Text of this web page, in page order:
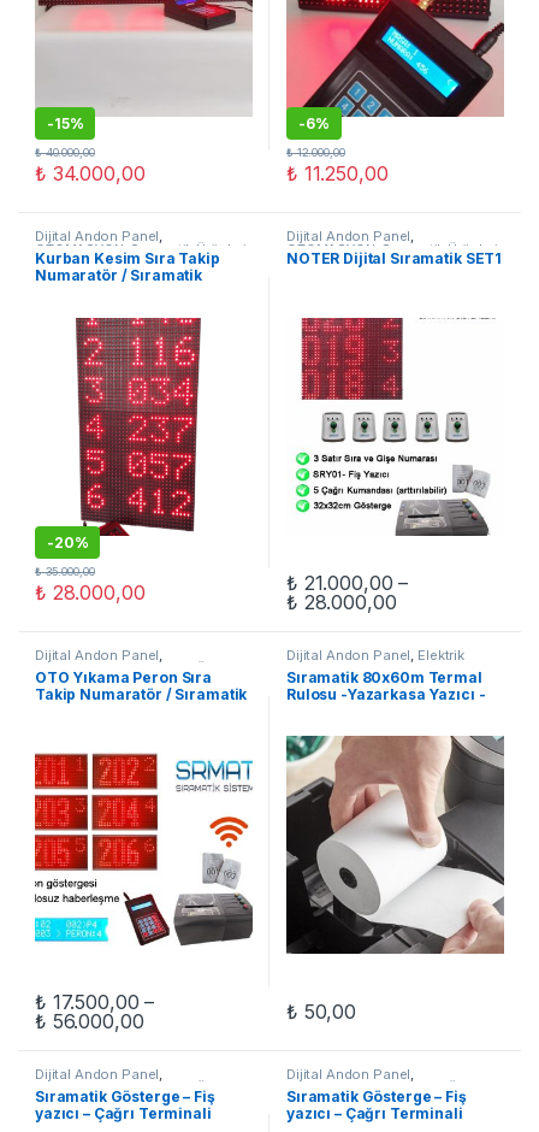
-15%
₺ 34.000,00
₺40.000,00
-6%
₺ 11.250,00
₺12.000,00
Dijital Andon Panel,
OTOMASYON, Sıramatik Ürünleri
Kurban Kesim Sıra Takip
Numaratör / Sıramatik
-20%
₺ 28.000,00
₺35.000,00
Dijital Andon Panel,
OTOMASYON Sıramatik Ürünleri
NOTER Dijital Sıramatik SET1
₺ 21.000,00 –
₺ 28.000,00Fiyat aralığı: ₺
Bu ürünün birden fazla
Dijital Andon Panel,
OTOMASYON Sıramatik Ürünleri
OTO Yıkama Peron Sıra
Takip Numaratör / Sıramatik
₺ 17.500,00 –
₺ 56.000,00Fiyat aralığı: ₺ 17.500,00 - ₺ 56.000,00
Bu ürünün birden fazla varyasyonu var. Seçenekler ürün
Dijital Andon Panel, Elektrik
Malzemeleri,OTOMASYON
Sıramatik Ürünleri
Sıramatik 80x60m Termal
Rulosu -Yazarkasa Yazıcı -
₺ 50,00
Dijital Andon Panel,
OTOMASYON , Sıramatik Ürünleri
Sıramatik Gösterge – Fiş
yazıcı – Çağrı Terminali
Dijital Andon Panel,
OTOMASYON , Sıramatik Ürünleri
Sıramatik Gösterge – Fiş
yazıcı – Çağrı Terminali